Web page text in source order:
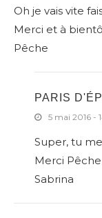
Oh je vais vite
Merci et à
Pêche
PARIS
5 mai 2016 -
Super, tu
Merci
Sabrina